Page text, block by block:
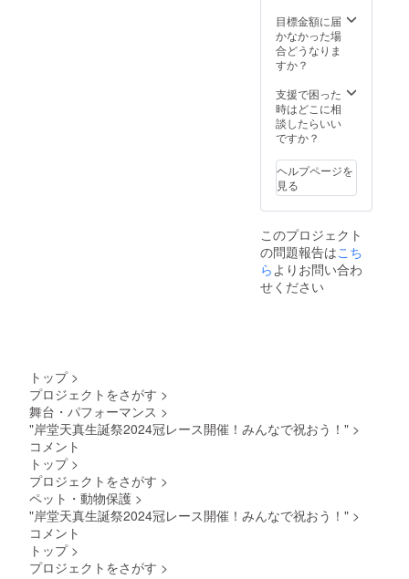
い。 画
像はサ
ンプル
載例
で、リ
ターン
に競馬
含まれ
ませ
ん。 こ
の画像
に夜空
メルさ
んへの
ヘイト
は一切
名言
を、暖
れた証
お伺い
しま
す。 備
に支援
者一覧
リスト
に載せ
望する
名前・
ニック
ネーム
くださ
い。 画
像はサ
ンプル
で競馬
ん。 こ
ヘイト
ます。
クラ
ファン
の周知
制しま
せん。
実行委
員会
DVDの
配布、
ファン
レター
をもっ
て解散
しま
す。 備
考欄に
の文字
数は備
いただ
くお名
目標金額に届
かなかった場
合どうなりま
すか？
支援で困った
時はどこに相
談したらいい
ですか？
ヘルプページを
見る
このプロジェクト
の問題報告はこち
ら よりお問い合わ
せください
トップ >
プロジェクトをさがす >
舞台・パフォーマンス >
"岸堂天真生誕祭2024冠レース開催！みんなで祝おう！" >
コメント
トップ >
プロジェクトをさがす >
ペット・動物保護 >
"岸堂天真生誕祭2024冠レース開催！みんなで祝おう！" >
コメント
トップ >
プロジェクトをさがす >